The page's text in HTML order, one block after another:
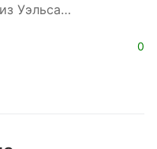
Уэльса…
0